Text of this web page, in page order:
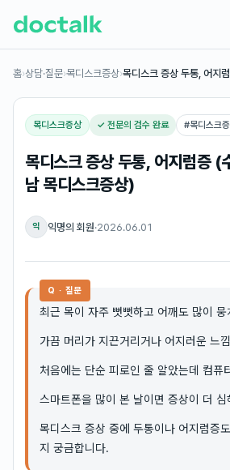
홈›상담·질문›목디스크증상›목디스크 증상 두통, 어지
목디스크증상 ✓ 전문의 검수 완료 #목디스크
목디스크 증상 두통, 어지럼증
남 목디스크증상)
익 익명의 회원·2026.06.01
Q · 질문
최근 목이 자주 뻣뻣하고 어깨도 많이 뭉
가끔 머리가 지끈거리거나 어지러운 느
처음에는 단순 피로인 줄 알았는데 컴퓨
스마트폰을 많이 본 날이면 증상이 더
목디스크 증상 중에 두통이나 어지럼증
지 궁금합니다.